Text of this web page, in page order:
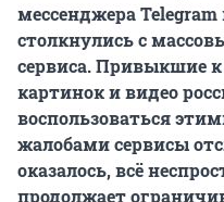
мессенджера
столкнулись с
сервиса. Привыкшие
картинок и видео
воспользоваться
жалобами сервисы
оказалось, всё
продолжает